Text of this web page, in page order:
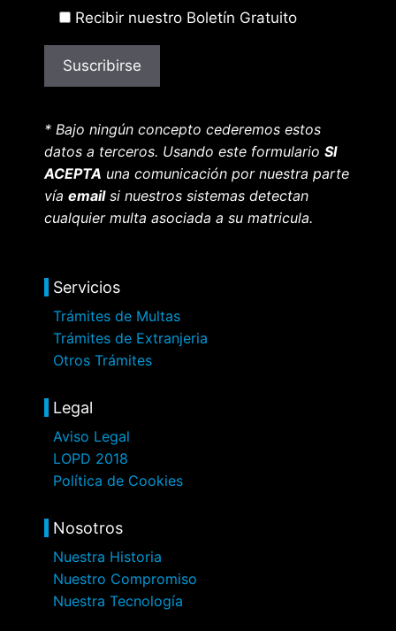
Recibir nuestro Boletín Gratuito
* Bajo ningún concepto cederemos estos
datos a terceros. Usando este formulario SI
ACEPTA una comunicación por nuestra parte
vía emailsi nuestros sistemas detectan
cualquier multa asociada a su matricula.
Servicios
Trámites de Multas
Trámites de Extranjeria
Otros Trámites
Legal
Aviso Legal
LOPD 2018
Política de Cookies
Nosotros
Nuestra Historia
Nuestro Compromiso
Nuestra Tecnología